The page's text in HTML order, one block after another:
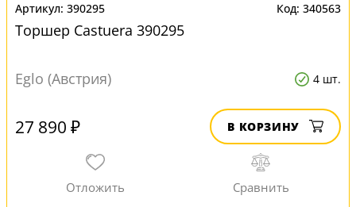
390295 340563
Торшер Castuera 390295
Eglo (Австрия) 4 шт.
27 890 ₽ В КОРЗИНУ